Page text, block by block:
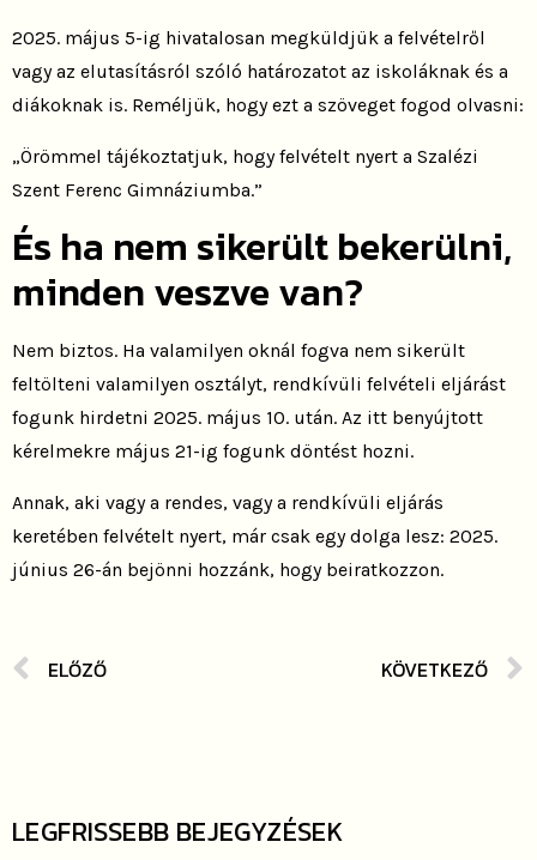
2025. május 5-ig hivatalosan megküldjük a felvételről
vagy az elutasításról szóló határozatot az iskoláknak és a
diákoknak is. Reméljük, hogy ezt a szöveget fogod olvasni:
„Örömmel tájékoztatjuk, hogy felvételt nyert a Szalézi
Szent Ferenc Gimnáziumba.”
És ha nem sikerült bekerülni,
minden veszve van?
Nem biztos. Ha valamilyen oknál fogva nem sikerült
feltölteni valamilyen osztályt, rendkívüli felvételi eljárást
fogunk hirdetni 2025. május 10. után. Az itt benyújtott
kérelmekre május 21-ig fogunk döntést hozni.
Annak, aki vagy a rendes, vagy a rendkívüli eljárás
keretében felvételt nyert, már csak egy dolga lesz: 2025.
június 26-án bejönni hozzánk, hogy beiratkozzon.
ELŐZŐ KÖVETKEZŐ
LEGFRISSEBB BEJEGYZÉSEK